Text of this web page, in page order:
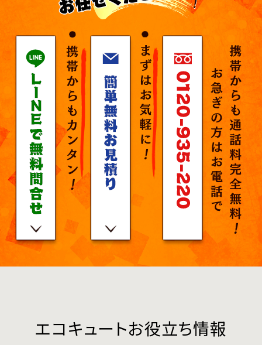
エコキュートお役立ち情報